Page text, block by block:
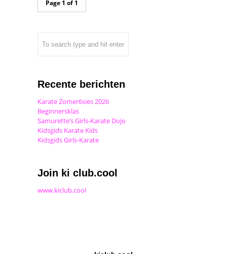
Page 1 of 1
Recente berichten
Karate Zomer6sies 2026
Beginnersklas
Samurette’s Girls-Karate Dojo
Kidsgids Karate Kids
Kidsgids Girls-Karate
Join ki club.cool
www.kiclub.cool